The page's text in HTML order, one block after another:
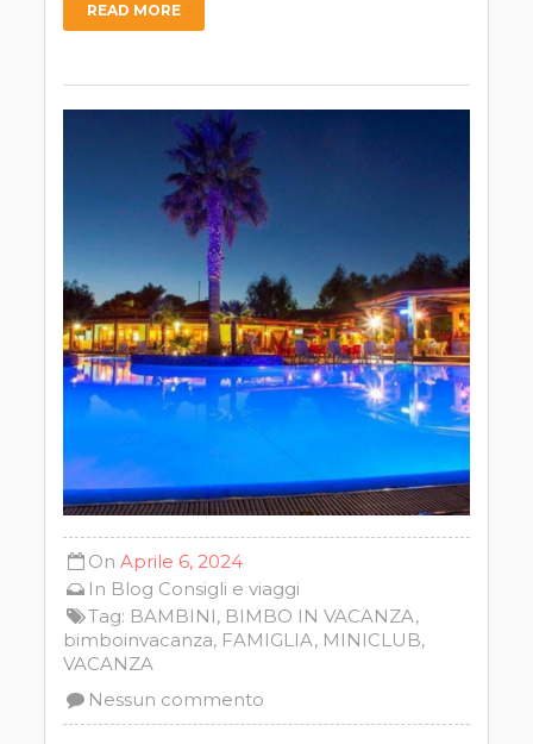
READ MORE
OnAprile 6, 2024
In Blog Consigli e viaggi
Tag: BAMBINI, BIMBO IN VACANZA,
bimboinvacanza, FAMIGLIA, MINICLUB,
VACANZA
Nessun commento